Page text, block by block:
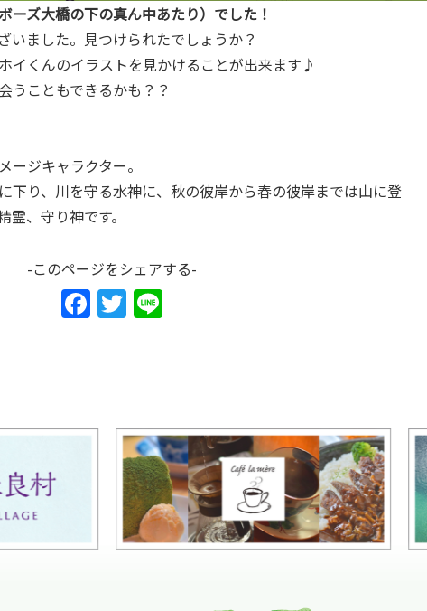
ーズ大橋の下の真ん中あたり）でした！
いました。見つけられたでしょうか？
イくんのイラストを見かけることが出来ます♪
うこともできるかも？？
ージキャラクター。
下り、川を守る水神に、秋の彼岸から春の彼岸までは山に登
、守り神です。
-このページをシェアする-
F
b
T